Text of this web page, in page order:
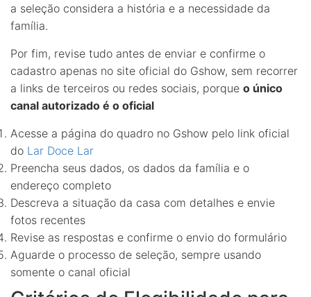
a seleção considera a história e a necessidade da
família.
Por fim, revise tudo antes de enviar e confirme o
cadastro apenas no site oficial do Gshow, sem recorrer
a links de terceiros ou redes sociais, porque o único
canal autorizado é o oficial
Acesse a página do quadro no Gshow pelo link oficial
do Lar Doce Lar
Preencha seus dados, os dados da família e o
endereço completo
Descreva a situação da casa com detalhes e envie
fotos recentes
Revise as respostas e confirme o envio do formulário
Aguarde o processo de seleção, sempre usando
somente o canal oficial